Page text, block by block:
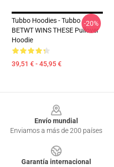
Tubbo Hoodies - Tubbo
BETWT WINS THESE Pullover
Hoodie
39,51 € - 45,95 €
-20%
Envío mundial
Enviamos a más de 200 países
Garantía internacional